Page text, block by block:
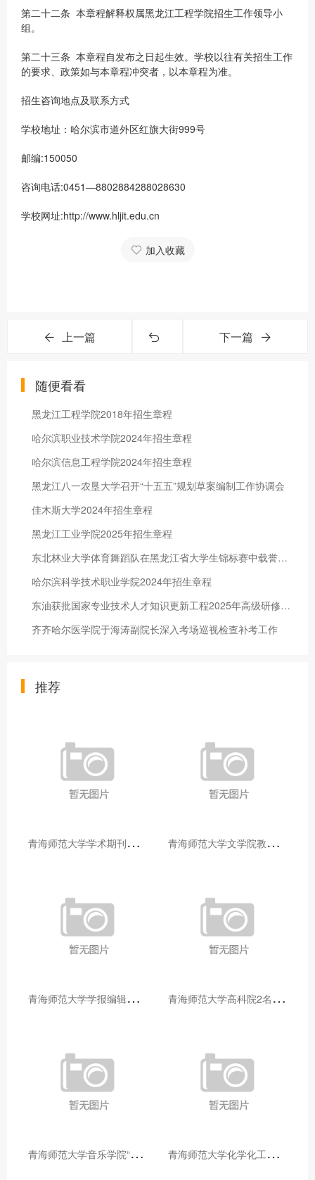
第二十二条 本章程解释权属黑龙江工程学院招生工作领导小
组。
第二十三条 本章程自发布之日起生效。学校以往有关招生工作
的要求、政策如与本章程冲突者，以本章程为准。
招生咨询地点及联系方式
学校地址：哈尔滨市道外区红旗大街999号
邮编:150050
咨询电话:0451—8802884288028630
学校网址:http://www.hljit.edu.cn
加入收藏
上一篇 下一篇
随便看看
黑龙江工程学院2018年招生章程
哈尔滨职业技术学院2024年招生章程
哈尔滨信息工程学院2024年招生章程
黑龙江八一农垦大学召开“十五五”规划草案编制工作协调会
佳木斯大学2024年招生章程
黑龙江工业学院2025年招生章程
东北林业大学体育舞蹈队在黑龙江省大学生锦标赛中载誉而归！
哈尔滨科学技术职业学院2024年招生章程
东油获批国家专业技术人才知识更新工程2025年高级研修项目
齐齐哈尔医学院于海涛副院长深入考场巡视检查补考工作
推荐
青
海师范大学学术期刊两个专栏入选2025年青海省期刊重点专栏 青
海师范大学文学院教师赴山东省相关高校和学术机构交流学习
青
海师范大学学报编辑部赴大通县城关镇上毛佰胜村开展帮扶慰问活动 青
海师范大学高科院2名专家当选中国科学院院士
青
海师范大学音乐学院“青舞华章”本科舞蹈专业中期汇报圆满落幕 青
海师范大学化学化工学院开展铸牢中华民族共同体意识大讲堂活动